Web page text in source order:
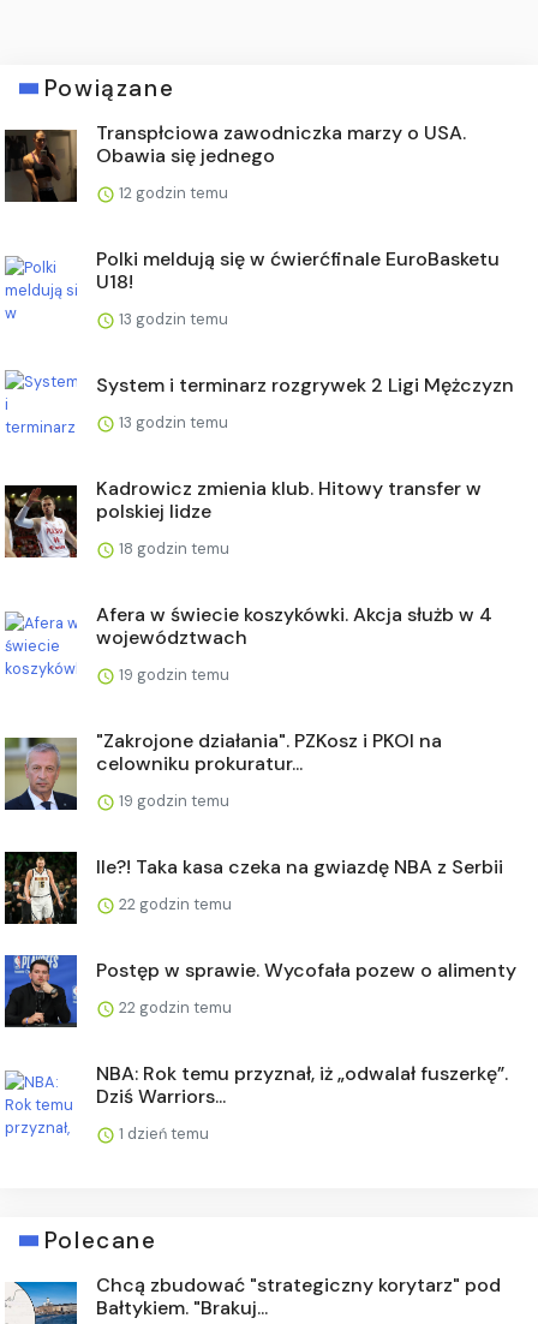
Powiązane
Transpłciowa zawodniczka marzy o USA.
Obawia się jednego
12 godzin temu
Polki meldują się w ćwierćfinale EuroBasketu
U18!
13 godzin temu
System i terminarz rozgrywek 2 Ligi Mężczyzn
13 godzin temu
Kadrowicz zmienia klub. Hitowy transfer w
polskiej lidze
18 godzin temu
Afera w świecie koszykówki. Akcja służb w 4
województwach
19 godzin temu
"Zakrojone działania". PZKosz i PKOl na
celowniku prokuratur...
19 godzin temu
Ile?! Taka kasa czeka na gwiazdę NBA z Serbii
22 godzin temu
Postęp w sprawie. Wycofała pozew o alimenty
22 godzin temu
NBA: Rok temu przyznał, iż „odwalał fuszerkę”.
Dziś Warriors...
1 dzień temu
Polecane
Chcą zbudować "strategiczny korytarz" pod
Bałtykiem. "Brakuj...